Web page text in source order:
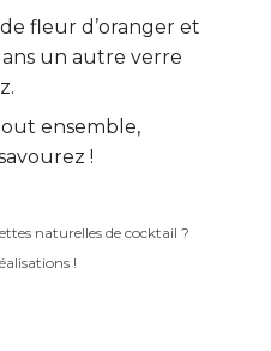
fleur d’oranger et
un autre verre
ensemble,
!
naturelles de cocktail ?
!